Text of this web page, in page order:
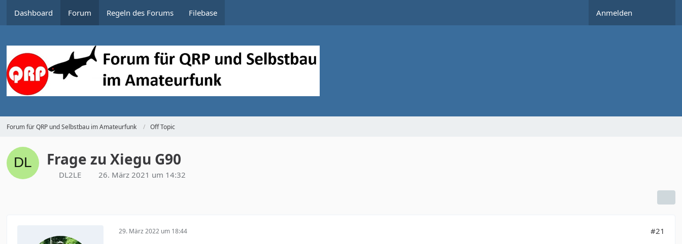
Dashboard Forum Regeln des Forums Filebase Anmelden
Forum für QRP und Selbstbau im Amateurfunk Off Topic
Frage zu Xiegu G90
DL2LE 26. März 2021 um 14:32
29. März 2022 um 18:44 #21